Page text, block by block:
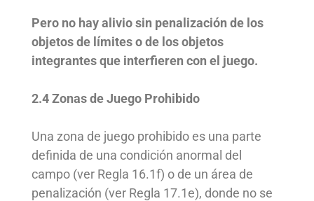
Pero no hay alivio sin penalización de los
objetos de límiteso de losobjetos
integrantesque interfieren con el juego.
2.4 Zonas de Juego Prohibido
Una zona de juego prohibido es una parte
definida de una condición anormal del
campo (ver Regla 16.1f) o de un área de
penalización (ver Regla 17.1e), donde no se